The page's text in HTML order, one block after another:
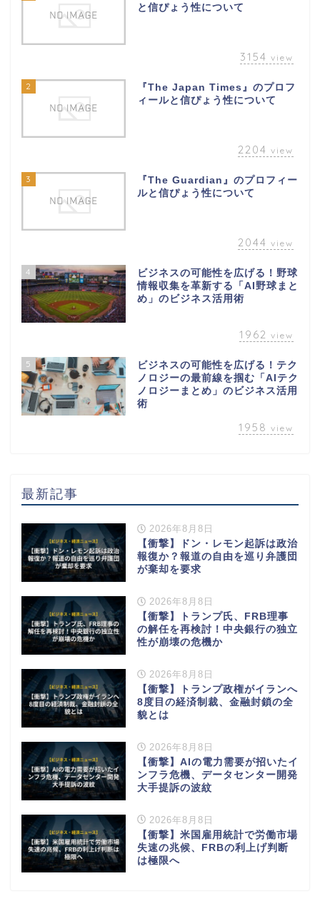
と信ぴょう性について
3154 view
2
『The Japan Times』のプロフ
ィールと信ぴょう性について
2204 view
3
『The Guardian』のプロフィー
ルと信ぴょう性について
2044 view
4
ビジネスの可能性を広げる！野球
情報収集を革新する「AI野球まと
め」のビジネス活用術
1962 view
5
ビジネスの可能性を広げる！テク
ノロジーの最前線を掴む「AIテク
ノロジーまとめ」のビジネス活用
術
1958 view
最新記事
2026年8月8日
【衝撃】ドン・レモン起訴は政治
報復か？報道の自由を巡り弁護団
が棄却を要求
2026年8月8日
【衝撃】トランプ氏、FRB理事
の解任を再検討！中央銀行の独立
性が崩壊の危機か
2026年8月8日
【衝撃】トランプ政権がイランへ
8度目の経済制裁、金融封鎖の全
貌とは
2026年8月8日
【衝撃】AIの電力需要が招いたイ
ンフラ危機、データセンター開発
大手提訴の波紋
2026年8月8日
【衝撃】米国雇用統計で労働市場
失速の兆候、FRBの利上げ判断
は極限へ